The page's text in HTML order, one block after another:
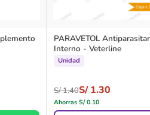
PARAVETOL
Interno - Veterline
Unidad
S/1.40S/1.30
Ahorras S/0.10